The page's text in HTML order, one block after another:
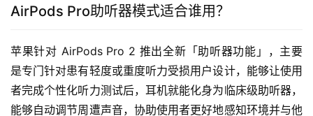
AirPods Pro助听器模式适合谁用？
苹果针对 AirPods Pro 2 推出全新「助听器功能」，主要
是专门针对患有轻度或重度听力受损用户设计，能够让使用
者完成个性化听力测试后，耳机就能化身为临床级助听器，
能够自动调节周遭声音，协助使用者更好地感知环境并与他